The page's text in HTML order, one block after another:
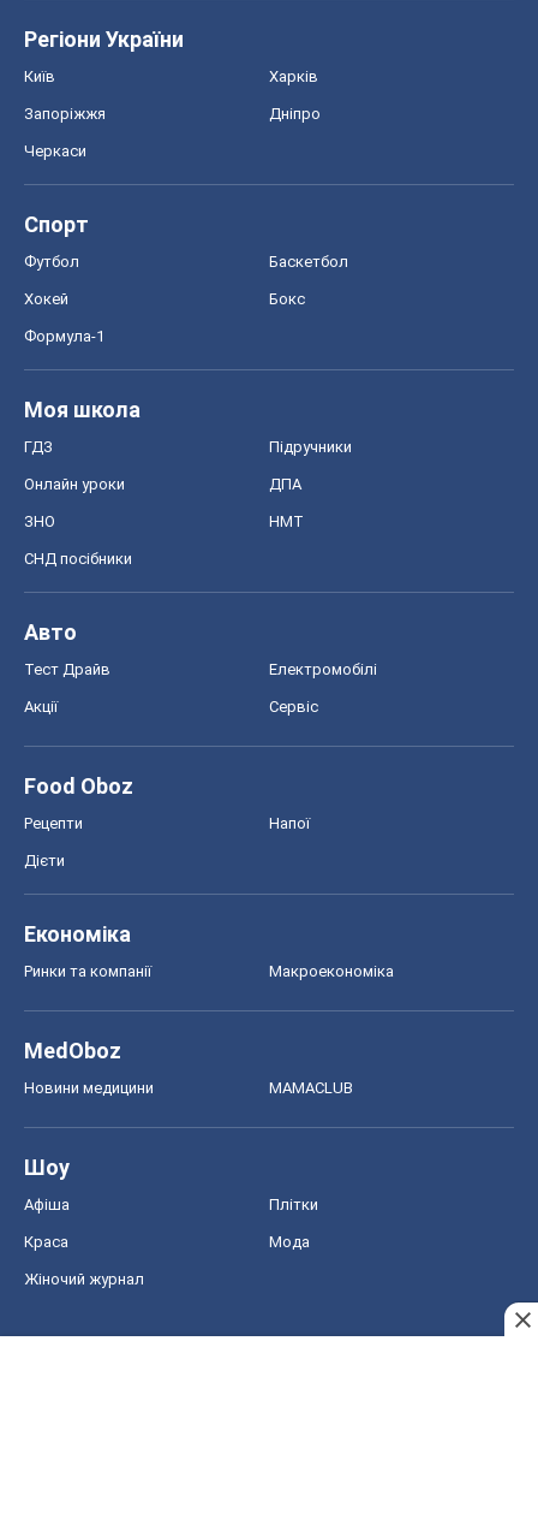
Регіони України
Київ Харків
Запоріжжя Дніпро
Черкаси
Спорт
Футбол Баскетбол
Хокей Бокс
Формула-1
Моя школа
ГДЗ Підручники
Онлайн уроки ДПА
ЗНО НМТ
СНД посібники
Авто
Тест Драйв Електромобілі
Акції Сервіс
Food Oboz
Рецепти Напої
Дієти
Економіка
Ринки та компанії Макроекономіка
MedOboz
Новини медицини MAMACLUB
Шоу
Афіша Плітки
Краса Мода
Жіночий журнал